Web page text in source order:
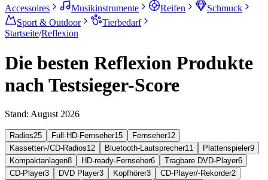
Accessoires
Musikinstrumente Reifen
Schmuck
Sport & Outdoor
Tierbedarf
Startseite/Reflexion
Die besten Reflexion Produkte
nach Testsieger-Score
Stand: August 2026
Radios25 Full-HD-Fernseher15 Fernseher12
Kassetten-/CD-Radios12 Bluetooth-Lautsprecher11 Plattenspieler9
Kompaktanlagen8 HD-ready-Fernseher6 Tragbare DVD-Player6
CD-Player3 DVD Player3 Kopfhörer3 CD-Player/-Rekorder2